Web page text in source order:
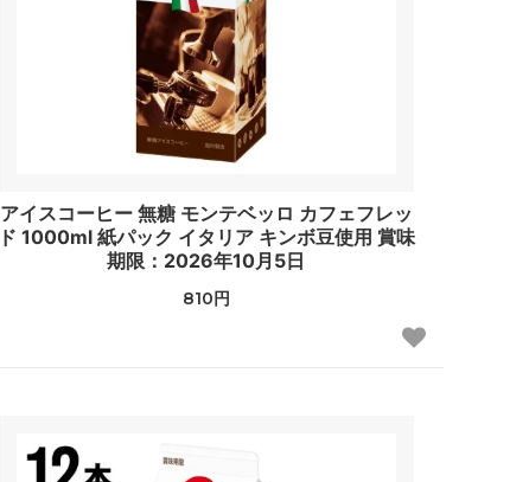
アイスコーヒー 無糖 モンテベッロ カフェフレッ
ド 1000ml 紙パック イタリア キンボ豆使用 賞味
期限：2026年10月5日
810円